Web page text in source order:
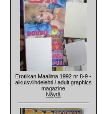
Erotiikan Maailma 1992 nr 8-9 -
aikuisviihdelehti / adult graphics
magazine
Näytä